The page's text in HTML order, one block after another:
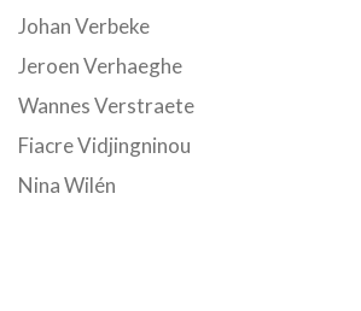
Johan Verbeke
Jeroen Verhaeghe
Wannes Verstraete
Fiacre Vidjingninou
Nina Wilén